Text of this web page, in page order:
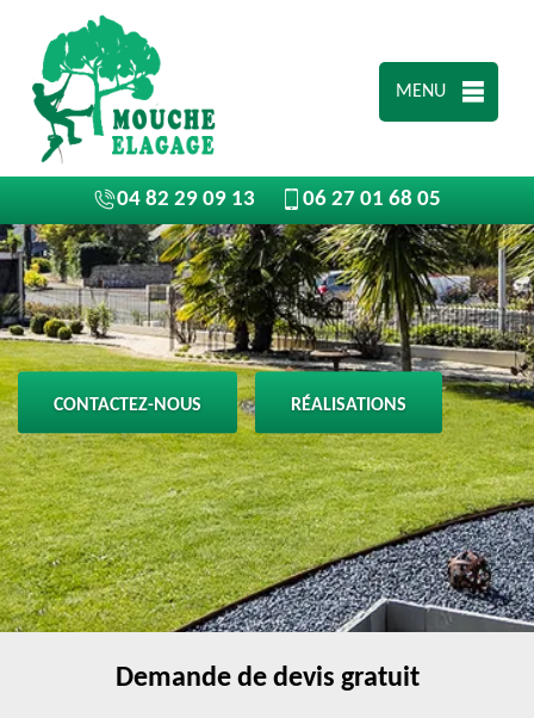
MENU
04 82 29 09 13 06 27 01 68 05
CONTACTEZ-NOUS RÉALISATIONS
Demande de devis gratuit